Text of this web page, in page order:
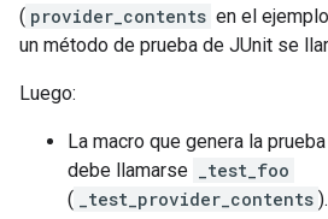
( provider_contents en el
un método de prueba de JUnit se
Luego:
La macro que genera la
debe llamarse
_test_foo
(
_test_provider_contents ).